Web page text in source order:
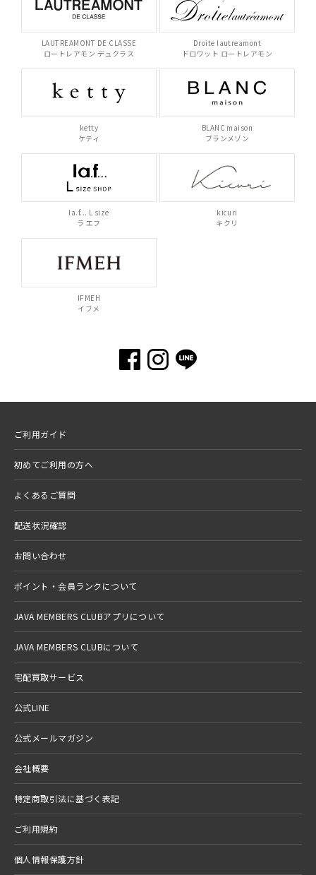
LAUTREAMONT DE CLASSE
ロートレアモン デュクラス
Droite lautreamont
ドロワット ロートレアモン
ketty
ケティ
BLANC maison
ブランメゾン
la.f... L size
ラ エフ
kicuri
キクリ
IFMEH
イフメ
ご利用ガイド
初めてご利用の方へ
よくあるご質問
配送状況確認
お問い合わせ
ポイント・会員ランクについて
JAVA MEMBERS CLUBアプリについて
JAVA MEMBERS CLUBについて
宅配買取サービス
公式LINE
公式メールマガジン
会社概要
特定商取引法に基づく表記
ご利用規約
個人情報保護方針